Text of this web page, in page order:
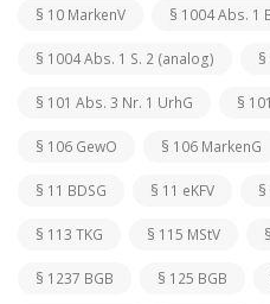
§ 10 MarkenV § 1004 Abs. 1
§ 1004 Abs. 1 S. 2 (analog)
§ 101 Abs. 3 Nr. 1 UrhG §
§ 106 GewO § 106 MarkenG
§ 11 BDSG § 11 eKFV
§ 113 TKG § 115 MStV
§ 1237 BGB § 125 BGB